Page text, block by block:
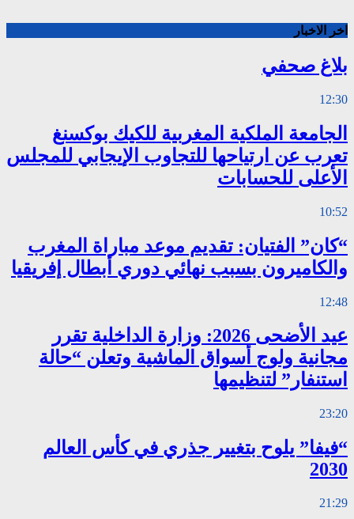
اخر الاخبار
بلاغ صحفي
12:30
الجامعة الملكية المغربية للكيك بوكسنغ
تعرب عن ارتياحها للتجاوب الإيجابي للمجلس
الأعلى للحسابات
10:52
“كان” الفتيان: تقديم موعد مباراة المغرب
والكاميرون بسبب نهائي دوري أبطال إفريقيا
12:48
عيد الأضحى 2026: وزارة الداخلية تقرر
مجانية ولوج أسواق الماشية وتعلن “حالة
استنفار” لتنظيمها
23:20
“فيفا” يلوح بتغيير جذري في كأس العالم
2030
21:29